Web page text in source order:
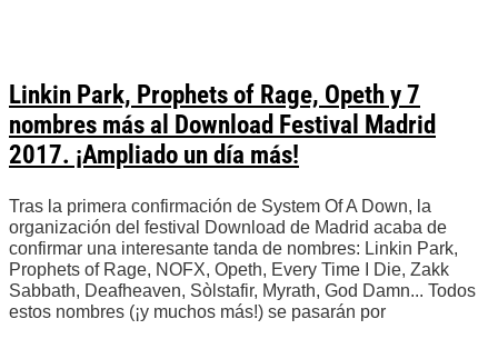
Linkin Park, Prophets of Rage, Opeth y 7
nombres más al Download Festival Madrid
2017. ¡Ampliado un día más!
Tras la primera confirmación de System Of A Down, la
organización del festival Download de Madrid acaba de
confirmar una interesante tanda de nombres: Linkin Park,
Prophets of Rage, NOFX, Opeth, Every Time I Die, Zakk
Sabbath, Deafheaven, Sòlstafir, Myrath, God Damn... Todos
estos nombres (¡y muchos más!) se pasarán por